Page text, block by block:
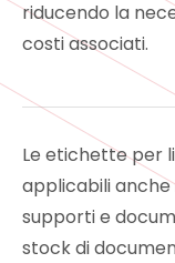
riducendo la
costi associati.
Le etichette per
applicabili anche
supporti e
stock di